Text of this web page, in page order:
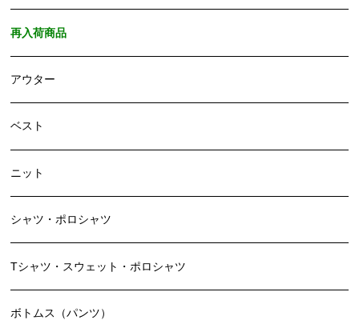
再入荷商品
アウター
ベスト
ニット
シャツ・ポロシャツ
Tシャツ・スウェット・ポロシャツ
ボトムス（パンツ）